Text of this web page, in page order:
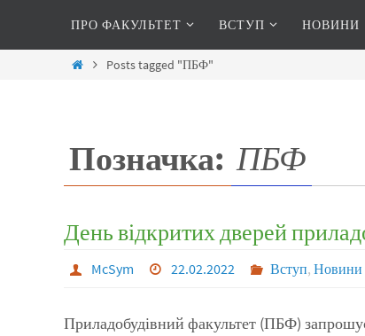
ПРО ФАКУЛЬТЕТ ВСТУП НОВИНИ
Posts tagged "ПБФ"
Позначка: ПБФ
День відкритих дверей
McSym 22.02.2022 Вступ,Новини
Приладобудівний факультет (ПБФ)